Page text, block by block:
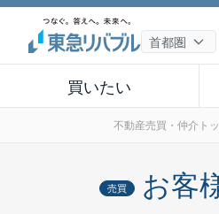
買いたい
不動産売買・仲介ト
売買 お客